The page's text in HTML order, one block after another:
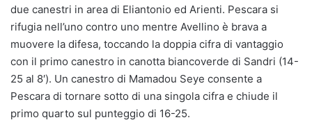
due canestri in area di Eliantonio ed Arienti. Pescara si
rifugia nell’uno contro uno mentre Avellino è brava a
muovere la difesa, toccando la doppia cifra di vantaggio
con il primo canestro in canotta biancoverde di Sandri (14-
25 al 8′). Un canestro di Mamadou Seye consente a
Pescara di tornare sotto di una singola cifra e chiude il
primo quarto sul punteggio di 16-25.